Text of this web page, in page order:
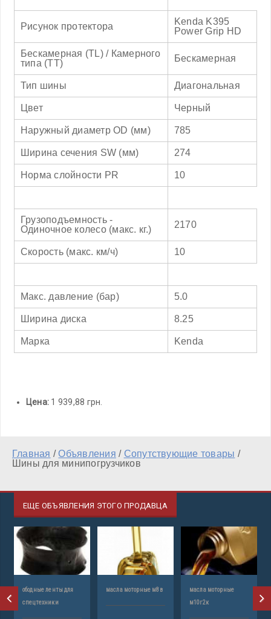
Рисунок протектора
Kenda K395
Power Grip HD
Бескамерная (TL) / Камерного
типа (TT)
Бескамерная
Тип шины Диагональная
Цвет Черный
Наружный диаметр OD (мм) 785
Ширина сечения SW (мм) 274
Норма слойности PR 10
Грузоподъемность -
Одиночное колесо (макс. кг.)
2170
Скорость (макс. км/ч) 10
Макс. давление (бар) 5.0
Ширина диска 8.25
Марка Kenda
Цена: 1 939,88 грн.
Главная /Объявления / Сопутствующие товары /
Шины для минипогрузчиков
ЕЩЕ ОБЪЯВЛЕНИЯ ЭТОГО ПРОДАВЦА
ободные ленты для
спецтехники
масла моторные м8в
масла моторные
м10г2к